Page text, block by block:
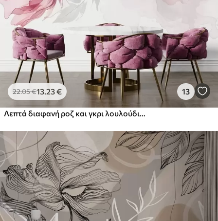
Στάνταρ
44.98 .99
Πρίμιουμ
56 .67 .00 €/m²
Premium βινύλιο
65.0039.00€/m²
Peel and Stick
81.67 49 .00€/m²
22.05€13 .23€ 13